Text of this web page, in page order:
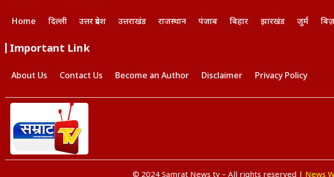
Home दिल्ली उत्तर प्रदेश उत्तराखंड राजस्थान पंजाब बिहार झारखंड जुर्म
Important Link
About Us Contact Us Become an Author Disclaimer Privacy Policy
© 2024 Samrat News tv – All rights reserved | News